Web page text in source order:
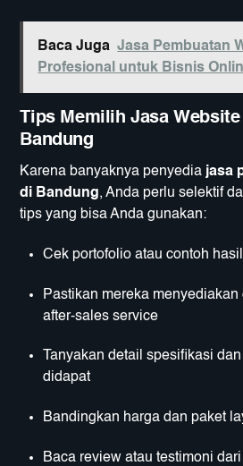
Baca Juga Jasa Pembuatan
Profesional untuk Bisnis
Tips Memilih Jasa
Bandung
Karena banyaknya penyedia jasa
di Bandung, Anda perlu selektif
tips yang bisa Anda gunakan:
Cek portofolio atau contoh
Pastikan mereka
after-sales service
Tanyakan detail spesifikasi
didapat
Bandingkan harga dan paket
Baca review atau testimoni